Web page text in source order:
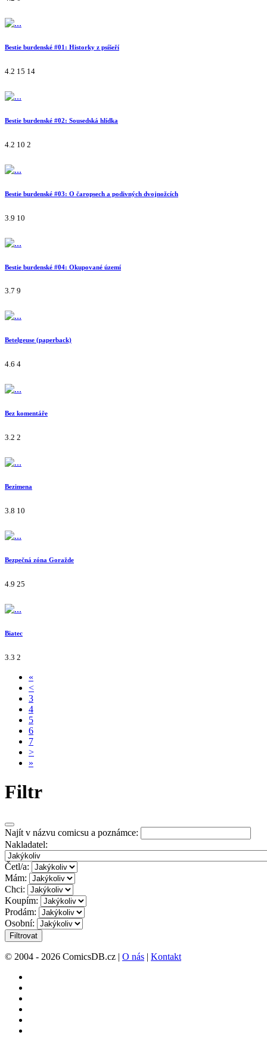
Bestie burdenské #01: Historky z psíšeří
4.2 15 14
Bestie burdenské #02: Sousedská hlídka
4.2 10 2
Bestie burdenské #03: O čaropsech a podivných dvojnožcích
3.9 10
Bestie burdenské #04: Okupované území
3.7 9
Betelgeuse (paperback)
4.6 4
Bez komentáře
3.2 2
Bezimena
3.8 10
Bezpečná zóna Goražde
4.9 25
Biatec
3.3 2
«
<
3
4
5
6
7
>
»
Filtr
Najít v názvu comicsu a poznámce:
Nakladatel:
Četl/a:
Mám:
Chci:
Koupím:
Prodám:
Osobní:
Filtrovat
© 2004 - 2026 ComicsDB.cz | O nás | Kontakt